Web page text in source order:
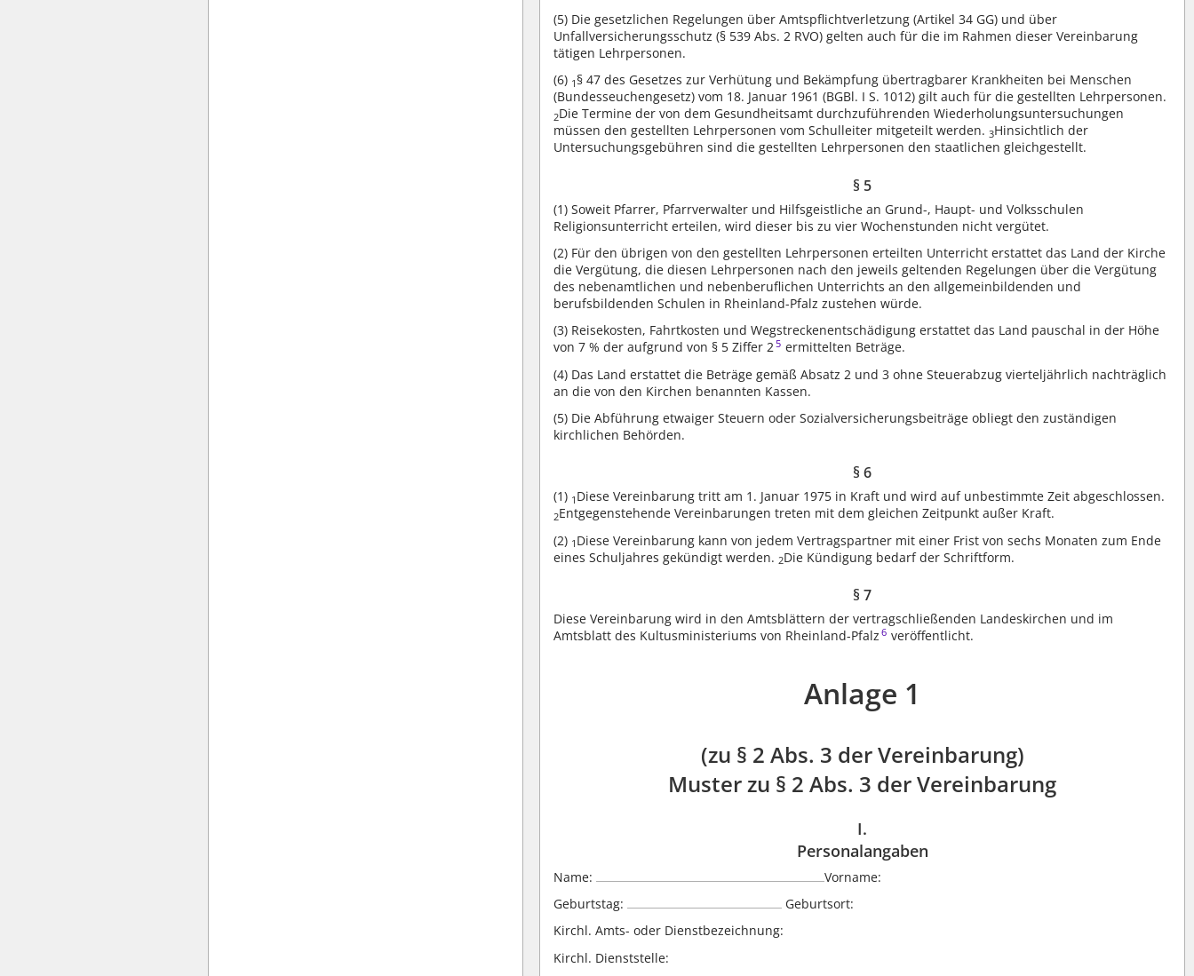
(5) Die gesetzlichen Regelungen über Amtspflichtverletzung (Artikel 34 GG) und über
Unfallversicherungsschutz (§ 539 Abs. 2 RVO) gelten auch für die im Rahmen dieser Vereinbarung
tätigen Lehrpersonen.
(6) 1 § 47 des Gesetzes zur Verhütung und Bekämpfung übertragbarer Krankheiten bei Menschen
(Bundesseuchengesetz) vom 18. Januar 1961 (BGBl. I S. 1012) gilt auch für die gestellten Lehrpersonen.
2Die Termine der von dem Gesundheitsamt durchzuführenden Wiederholungsuntersuchungen
müssen den gestellten Lehrpersonen vom Schulleiter mitgeteilt werden.3Hinsichtlich der
Untersuchungsgebühren sind die gestellten Lehrpersonen den staatlichen gleichgestellt.
§ 5
(1) Soweit Pfarrer, Pfarrverwalter und Hilfsgeistliche an Grund-, Haupt- und Volksschulen
Religionsunterricht erteilen, wird dieser bis zu vier Wochenstunden nicht vergütet.
(2) Für den übrigen von den gestellten Lehrpersonen erteilten Unterricht erstattet das Land der Kirche
die Vergütung, die diesen Lehrpersonen nach den jeweils geltenden Regelungen über die Vergütung
des nebenamtlichen und nebenberuflichen Unterrichts an den allgemeinbildenden und
berufsbildenden Schulen in Rheinland-Pfalz zustehen würde.
(3) Reisekosten, Fahrtkosten und Wegstreckenentschädigung erstattet das Land pauschal in der Höhe
von 7 % der aufgrund von § 5 Ziffer 25 ermittelten Beträge.
(4) Das Land erstattet die Beträge gemäß Absatz 2 und 3 ohne Steuerabzug vierteljährlich nachträglich
an die von den Kirchen benannten Kassen.
(5) Die Abführung etwaiger Steuern oder Sozialversicherungsbeiträge obliegt den zuständigen
kirchlichen Behörden.
§ 6
(1) 1 Diese Vereinbarung tritt am 1. Januar 1975 in Kraft und wird auf unbestimmte Zeit abgeschlossen.
2Entgegenstehende Vereinbarungen treten mit dem gleichen Zeitpunkt außer Kraft.
(2) 1 Diese Vereinbarung kann von jedem Vertragspartner mit einer Frist von sechs Monaten zum Ende
eines Schuljahres gekündigt werden. 2Die Kündigung bedarf der Schriftform.
§ 7
Diese Vereinbarung wird in den Amtsblättern der vertragschließenden Landeskirchen und im
Amtsblatt des Kultusministeriums von Rheinland-Pfalz 6 veröffentlicht.
Anlage 1
(zu § 2 Abs. 3 der Vereinbarung)
Muster zu § 2 Abs. 3 der Vereinbarung
I.
Personalangaben
Name:
Vorname:
Geburtstag:
Geburtsort:
Kirchl. Amts- oder Dienstbezeichnung:
Kirchl. Dienststelle: